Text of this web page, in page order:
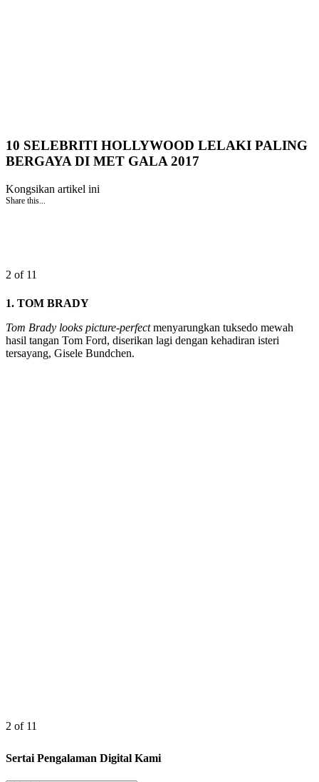
10 SELEBRITI HOLLYWOOD LELAKI PALING
BERGAYA DI MET GALA 2017
Kongsikan artikel ini
Share this...
2 of 11
1. TOM BRADY
Tom Brady looks picture-perfectmenyarungkan tuksedo mewah
hasil tangan Tom Ford, diserikan lagi dengan kehadiran isteri
tersayang, Gisele Bundchen.
2 of 11
Sertai Pengalaman Digital Kami